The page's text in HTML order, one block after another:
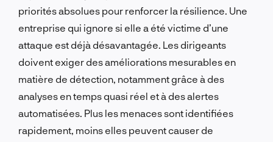
priorités absolues pour renforcer la résilience. Une
entreprise qui ignore si elle a été victime d’une
attaque est déjà désavantagée. Les dirigeants
doivent exiger des améliorations mesurables en
matière de détection, notamment grâce à des
analyses en temps quasi réel et à des alertes
automatisées. Plus les menaces sont identifiées
rapidement, moins elles peuvent causer de